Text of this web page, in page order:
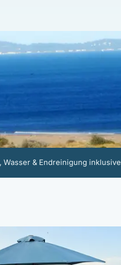
Wasser & Endreinigung inklusive